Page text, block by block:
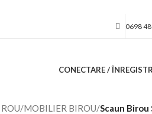
0698
CONECTARE /
/MOBILIER BIROU/Scaun Birou